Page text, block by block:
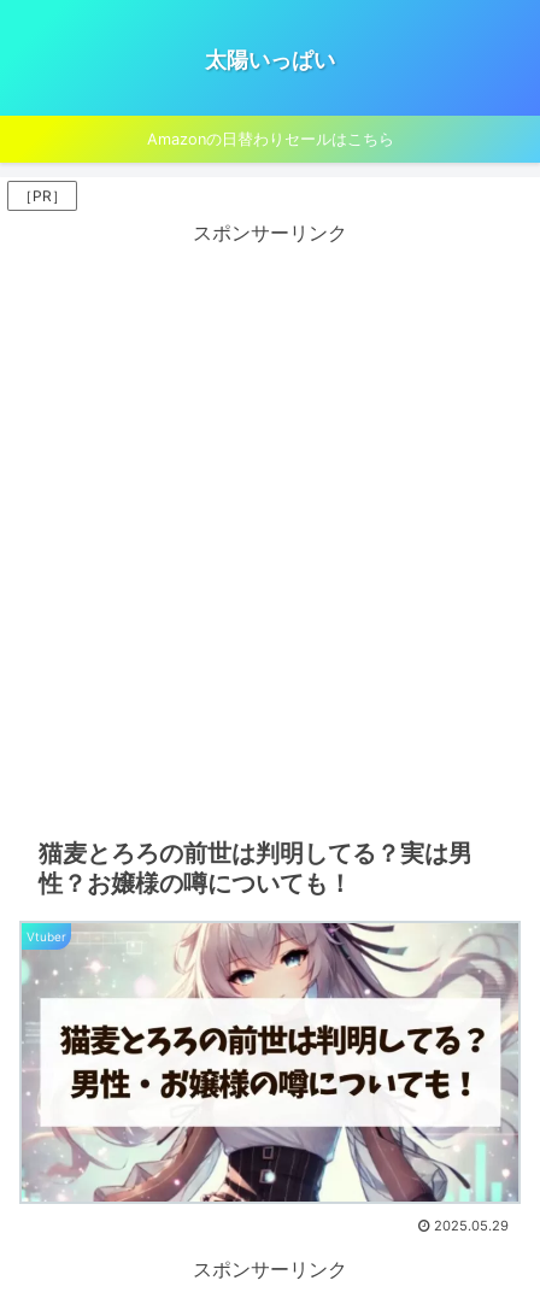
太陽いっぱい
Amazonの日替わりセールはこちら
［PR］
スポンサーリンク
猫麦とろろの前世は判明してる？実は男
性？お嬢様の噂についても！
Vtuber
2025.05.29
スポンサーリンク